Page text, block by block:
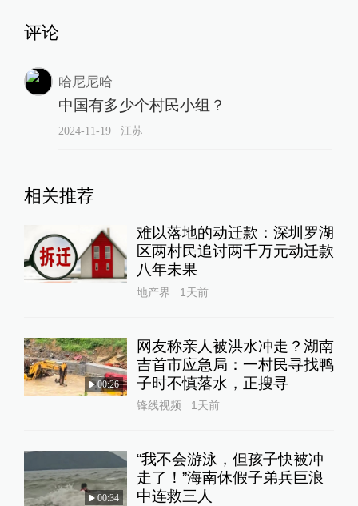
评论
哈尼尼哈
中国有多少个村民小组？
2024-11-19∙ 江苏
相关推荐
难以落地的动迁款：深圳罗湖
区两村民追讨两千万元动迁款
八年未果
地产界 1天前
00:26
网友称亲人被洪水冲走？湖南
吉首市应急局：一村民寻找鸭
子时不慎落水，正搜寻
锋线视频 1天前
00:34
“我不会游泳，但孩子快被冲
走了！”海南休假子弟兵巨浪
中连救三人